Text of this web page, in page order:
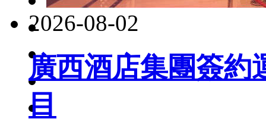
2026-08-02
廣西酒店集團簽約
目